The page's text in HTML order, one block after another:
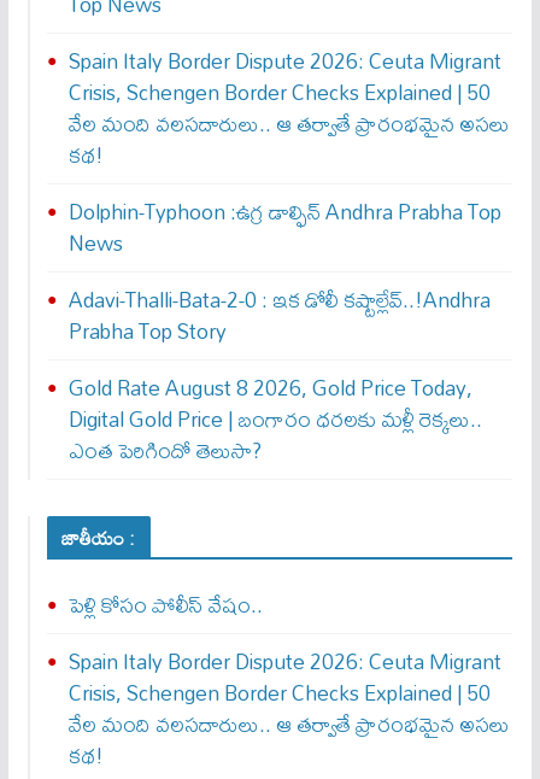
Spain Italy Border Dispute 2026: Ceuta Migrant
Crisis, Schengen Border Checks Explained | 50
వేల మంది వలసదారులు.. ఆ తర్వాతే ప్రారంభ‌మైన అసలు
కథ!
Dolphin-Typhoon :ఉగ్ర డాల్ఫిన్ Andhra Prabha Top
News
Adavi-Thalli-Bata-2-0 : ఇక డోలీ క‌ష్టాల్లేవ్..!Andhra
Prabha Top Story
Gold Rate August 8 2026, Gold Price Today,
Digital Gold Price | బంగారం ధరలకు మళ్లీ రెక్కలు..
ఎంత పెరిగిందో తెలుసా?
జాతీయం :
పెళ్లి కోసం పోలీస్ వేషం..
Spain Italy Border Dispute 2026: Ceuta Migrant
Crisis, Schengen Border Checks Explained | 50
వేల మంది వలసదారులు.. ఆ తర్వాతే ప్రారంభ‌మైన అసలు
కథ!